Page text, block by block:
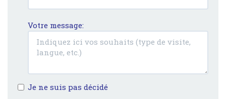
Votre message:
Je ne suis pas décidé